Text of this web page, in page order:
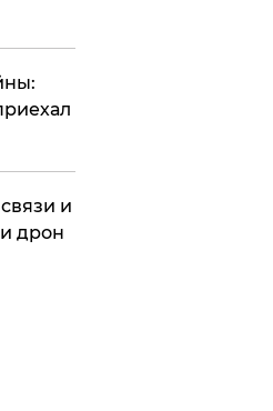
и
дрон